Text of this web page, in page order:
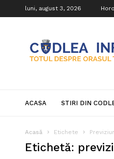
luni, august 3, 2026
Info
ACASA STIRI DIN
Acasă Etichete
Etichetă: